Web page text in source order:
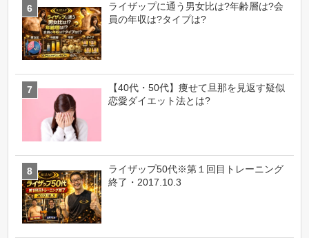
ライザップに通う男女比は?年齢層は?会
員の年収は?タイプは?
【40代・50代】痩せて旦那を見返す疑似
恋愛ダイエット法とは?
ライザップ50代※第１回目トレーニング
終了・2017.10.3